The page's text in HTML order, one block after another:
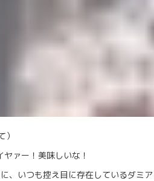
ァー！美味しいな！
、いつも控え目に存在しているダミア